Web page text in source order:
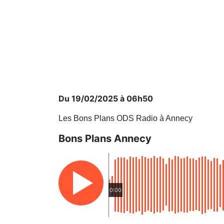
Du 19/02/2025 à 06h50
Les Bons Plans ODS Radio à Annecy
Bons Plans Annecy
0:00